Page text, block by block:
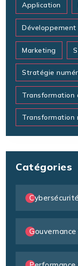
Application
Développement
Marketing
Stratégie
Transformation
Transformation
Catégories
Cybersécurité
Gouvernance